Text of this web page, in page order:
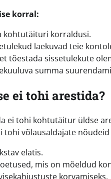
korral:
kohtutäituri korraldusi.
laekuvad teie
tõestada sissetulekute
summa
ei tohi arestida?
ei tohi kohtutäitur üldse
võlausaldajate
elatis.
mis on mõeldud
korvamiseks.